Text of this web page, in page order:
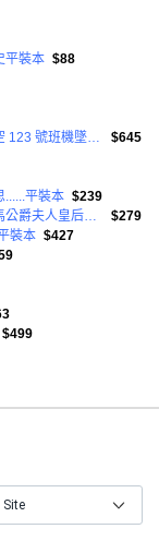
平裝本 $88
空難調查：航空史上最致命的單次飛機事故日本航空 123 號班機墜毀平裝本
$645
......平裝本 $239
帝國受害者：奧地利女大公瑪麗路易絲、法國帕爾馬公爵夫人皇后；第一卷平裝本
$279
裝本 $427
$499
Site